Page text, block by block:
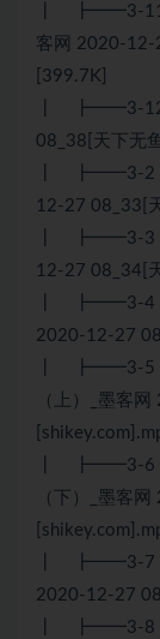
┃ ┣━━3-11 _
客网 2020-12-
[399.7K]
┃ ┣━━3-12 _
08_38[天下无
┃ ┣━━3-2 _
12-27 08_33[
┃ ┣━━3-3 _
12-27 08_34[
┃ ┣━━3-4 _
2020-12-27
┃ ┣━━3-5 _
（上）_墨客
┃ ┣━━3-6 _
（下）_墨客
┃ ┣━━3-7 _
2020-12-27
┃ ┣━━3-8 _